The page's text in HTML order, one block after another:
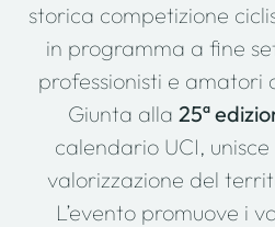
storica competizione
in programma a fine
professionisti e amatori
Giunta alla 25ª
calendario UCI,
valorizzazione del
L’evento promuove i